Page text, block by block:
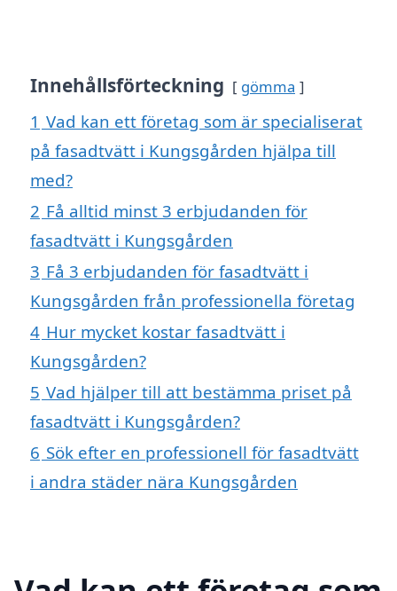
Innehållsförteckning gömma
1 Vad kan ett företag som är specialiserat
på fasadtvätt i Kungsgården hjälpa till
med?
2 Få alltid minst 3 erbjudanden för
fasadtvätt i Kungsgården
3 Få 3 erbjudanden för fasadtvätt i
Kungsgården från professionella företag
4 Hur mycket kostar fasadtvätt i
Kungsgården?
5 Vad hjälper till att bestämma priset på
fasadtvätt i Kungsgården?
6 Sök efter en professionell för fasadtvätt
i andra städer nära Kungsgården